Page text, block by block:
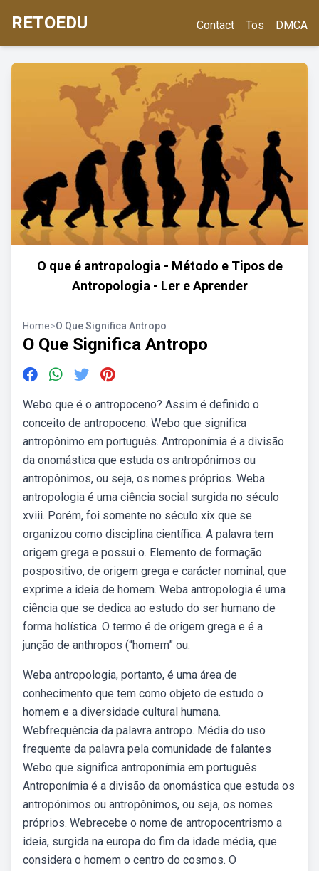
RETOEDU Contact Tos DMCA
O que é antropologia - Método e Tipos de
Antropologia - Ler e Aprender
Home>O Que Significa Antropo
O Que Significa Antropo
Webo que é o antropoceno? Assim é definido o
conceito de antropoceno. Webo que significa
antropônimo em português. Antroponímia é a divisão
da onomástica que estuda os antropónimos ou
antropônimos, ou seja, os nomes próprios. Weba
antropologia é uma ciência social surgida no século
xviii. Porém, foi somente no século xix que se
organizou como disciplina científica. A palavra tem
origem grega e possui o. Elemento de formação
pospositivo, de origem grega e carácter nominal, que
exprime a ideia de homem. Weba antropologia é uma
ciência que se dedica ao estudo do ser humano de
forma holística. O termo é de origem grega e é a
junção de anthropos (“homem” ou.
Weba antropologia, portanto, é uma área de
conhecimento que tem como objeto de estudo o
homem e a diversidade cultural humana.
Webfrequência da palavra antropo. Média do uso
frequente da palavra pela comunidade de falantes
Webo que significa antroponímia em português.
Antroponímia é a divisão da onomástica que estuda os
antropónimos ou antropônimos, ou seja, os nomes
próprios. Webrecebe o nome de antropocentrismo a
ideia, surgida na europa do fim da idade média, que
considera o homem o centro do cosmos. O